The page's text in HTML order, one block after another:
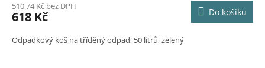
510,74 Kč bez DPH
618 Kč Do košíku
Odpadkový koš na tříděný odpad, 50 litrů, zelený